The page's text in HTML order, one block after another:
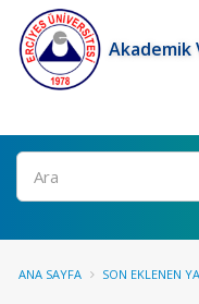
Akademik
Ara
ANA SAYFA SON EKLENEN